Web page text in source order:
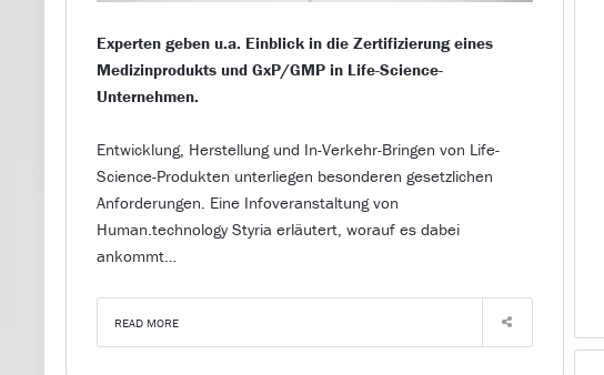
Experten geben u.a. Einblick in die Zertifizierung eines
Medizinprodukts und GxP/GMP in Life-Science-
Unternehmen.
Entwicklung, Herstellung und In-Verkehr-Bringen von Life-
Science-Produkten unterliegen besonderen gesetzlichen
Anforderungen. Eine Infoveranstaltung von
Human.technology Styria erläutert, worauf es dabei
ankommt…
READ MORE